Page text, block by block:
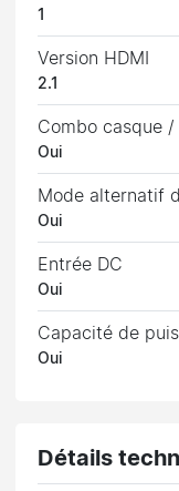
1
Version HDMI
2.1
Combo casque
Oui
Mode alternatif
Oui
Entrée DC
Oui
Capacité de
Oui
Détails